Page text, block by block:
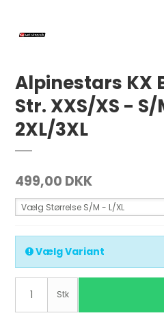
Alpinestars KX
Str. XXS/XS -
2XL/3XL
499,00 DKK
Vælg Størrelse S/M - L/XL
Vælg Variant
Stk